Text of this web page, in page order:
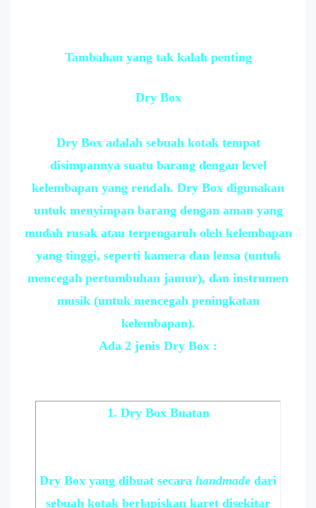
Tambahan yang tak kalah penting
Dry Box
Dry Box adalah sebuah kotak tempat
disimpannya suatu barang dengan level
kelembapan yang rendah. Dry Box digunakan
untuk menyimpan barang dengan aman yang
mudah rusak atau terpengaruh oleh kelembapan
yang tinggi, seperti kamera dan lensa (untuk
mencegah pertumbuhan jamur), dan instrumen
musik (untuk mencegah peningkatan
kelembapan).
Ada 2 jenis Dry Box :
1. Dry Box Buatan
Dry Box yang dibuat secara handmade dari
sebuah kotak berlapiskan karet disekitar